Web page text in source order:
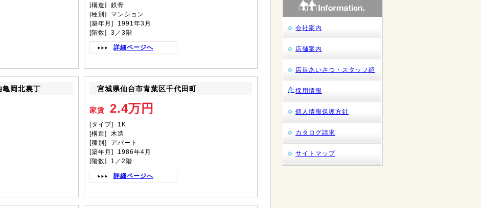
[構造] 鉄骨
[種別] マンション
[築年月] 1991年3月
[階数] 3／3階
詳細ページへ
亀岡北裏丁 宮城県仙台市青葉区千代田町
家賃 2.4万円
[タイプ] 1K
[構造] 木造
[種別] アパート
[築年月] 1986年4月
[階数] 1／2階
詳細ページへ
会社案内
店舗案内
店長あいさつ・スタッフ紹
介 採用情報
個人情報保護方針
カタログ請求
サイトマップ